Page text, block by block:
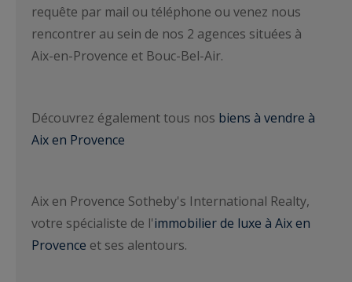
requête par mail ou téléphone ou venez nous
rencontrer au sein de nos 2 agences situées à
Aix-en-Provence et Bouc-Bel-Air.
Découvrez également tous nos biens à vendre à
Aix en Provence
Aix en Provence Sotheby's International Realty,
votre spécialiste de l'immobilier de luxe à Aix en
Provence et ses alentours.